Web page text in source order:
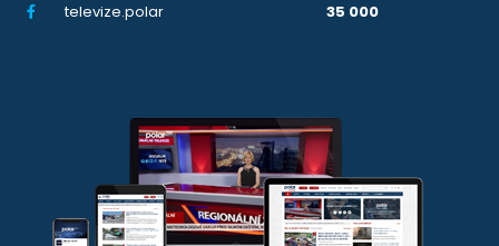
televize.polar
35 000